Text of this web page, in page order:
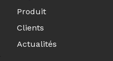
Produit
Clients
Actualités